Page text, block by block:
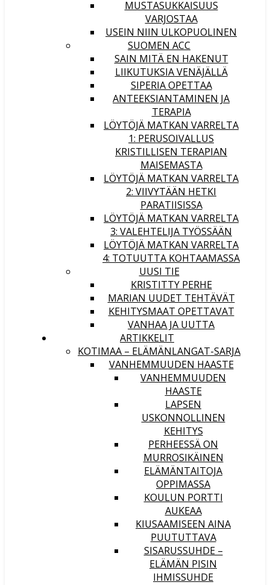
MUSTASUKKAISUUS
VARJOSTAA
USEIN NIIN ULKOPUOLINEN
SUOMEN ACC
SAIN MITÄ EN HAKENUT
LIIKUTUKSIA VENÄJÄLLÄ
SIPERIA OPETTAA
ANTEEKSIANTAMINEN JA
TERAPIA
LÖYTÖJÄ MATKAN VARRELTA
1: PERUSOIVALLUS
KRISTILLISEN TERAPIAN
MAISEMASTA
LÖYTÖJÄ MATKAN VARRELTA
2: VIIVYTÄÄN HETKI
PARATIISISSA
LÖYTÖJÄ MATKAN VARRELTA
3: VALEHTELIJA TYÖSSÄÄN
LÖYTÖJÄ MATKAN VARRELTA
4: TOTUUTTA KOHTAAMASSA
UUSI TIE
KRISTITTY PERHE
MARIAN UUDET TEHTÄVÄT
KEHITYSMAAT OPETTAVAT
VANHAA JA UUTTA
ARTIKKELIT
KOTIMAA – ELÄMÄNLANGAT-SARJA
VANHEMMUUDEN HAASTE
VANHEMMUUDEN
HAASTE
LAPSEN
USKONNOLLINEN
KEHITYS
PERHEESSÄ ON
MURROSIKÄINEN
ELÄMÄNTAITOJA
OPPIMASSA
KOULUN PORTTI
AUKEAA
KIUSAAMISEEN AINA
PUUTUTTAVA
SISARUSSUHDE –
ELÄMÄN PISIN
IHMISSUHDE